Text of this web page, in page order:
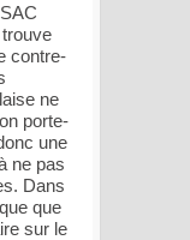
contre-
ne
porte-
une
ne pas
Dans
que
sur le